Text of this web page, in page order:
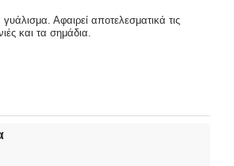
γυάλισμα. Αφαιρεί αποτελεσματικά τις
και τα σημάδια.